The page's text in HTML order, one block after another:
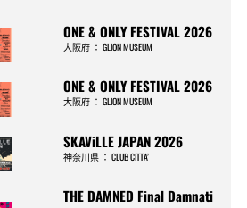
ONE & ONLY FESTIVAL 2026
大阪府 ：GLION MUSEUM
ONE & ONLY FESTIVAL 2026
大阪府 ：GLION MUSEUM
SKAViLLE JAPAN 2026
神奈川県 ：CLUB CITTA’
THE DAMNED Final Damnati